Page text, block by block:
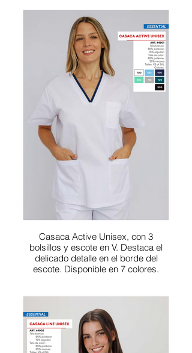
Casaca Active Unisex, con 3
bolsillos y escote en V. Destaca el
delicado detalle en el borde del
escote. Disponible en 7 colores.